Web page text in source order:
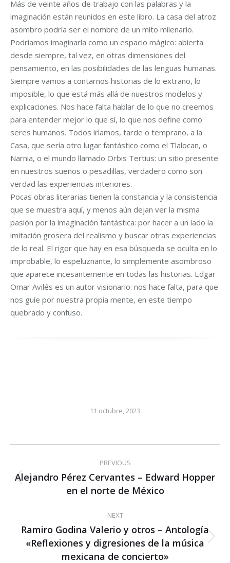
Más de veinte años de trabajo con las palabras y la
imaginación están reunidos en este libro. La casa del atroz
asombro podría ser el nombre de un mito milenario.
Podríamos imaginarla como un espacio mágico: abierta
desde siempre, tal vez, en otras dimensiones del
pensamiento, en las posibilidades de las lenguas humanas.
Siempre vamos a contarnos historias de lo extraño, lo
imposible, lo que está más allá de nuestros modelos y
explicaciones. Nos hace falta hablar de lo que no creemos
para entender mejor lo que sí, lo que nos define como
seres humanos. Todos iríamos, tarde o temprano, a la
Casa, que sería otro lugar fantástico como el Tlalocan, o
Narnia, o el mundo llamado Orbis Tertius: un sitio presente
en nuestros sueños o pesadillas, verdadero como son
verdad las experiencias interiores.
Pocas obras literarias tienen la constancia y la consistencia
que se muestra aquí, y menos aún dejan ver la misma
pasión por la imaginación fantástica: por hacer a un lado la
imitación grosera del realismo y buscar otras experiencias
de lo real. El rigor que hay en esa búsqueda se oculta en lo
improbable, lo espeluznante, lo simplemente asombroso
que aparece incesantemente en todas las historias. Edgar
Omar Avilés es un autor visionario: nos hace falta, para que
nos guíe por nuestra propia mente, en este tiempo
quebrado y confuso.
11 octubre, 2023
navigation
PREVIOUS
Previous
post:
Alejandro Pérez Cervantes – Edward Hopper
en el norte de México
NEXT
Next
post:
Ramiro Godina Valerio y otros – Antología
«Reflexiones y digresiones de la música
mexicana de concierto»